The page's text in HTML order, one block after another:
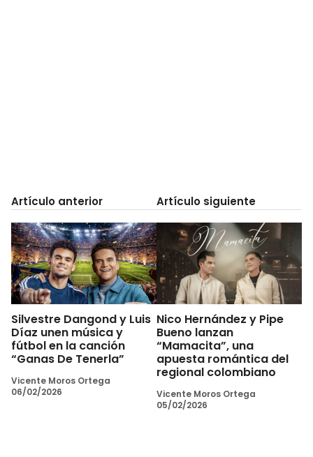
Artículo anterior
Silvestre Dangond y Luis
Díaz unen música y
fútbol en la canción
“Ganas De Tenerla”
Vicente Moros Ortega
06/02/2026
Artículo siguiente
Nico Hernández y Pipe
Bueno lanzan
“Mamacita”, una
apuesta romántica del
regional colombiano
Vicente Moros Ortega
05/02/2026